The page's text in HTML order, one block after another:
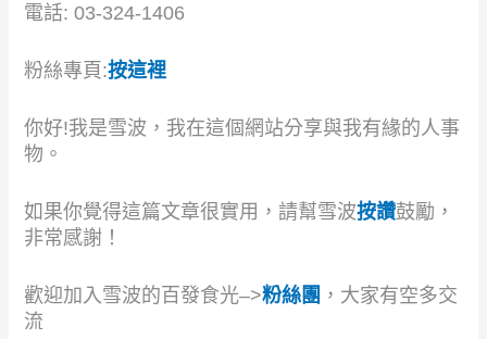
電話: 03-324-1406
粉絲專頁:按這裡
你好!我是雪波，我在這個網站分享與我有緣的人事
物。
如果你覺得這篇文章很實用，請幫雪波按讚鼓勵，
非常感謝！
歡迎加入雪波的百發食光–>粉絲團 ，大家有空多交
流